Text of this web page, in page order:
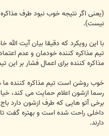
(یعنی اگر نتیجه خوب نبود طرف
نیست).
با این رویکرد که دقیقا بیان آیت
تیم مذاکره کننده خودمان و عدم
مذاکره کننده برای اعمال فشار بر این
خوب روشن است تیم مذاکره کننده
رسما ازشون اعلام حمایت می کند،
برخی آتو هایی که طرف ازشون دارد
داخلی راحت شده است و بهتره گفت
دارند.